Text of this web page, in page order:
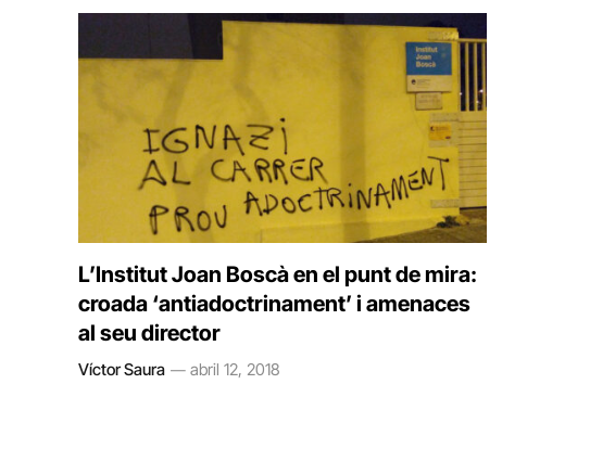
L’Institut Joan Boscà en el punt de mira:
croada ‘antiadoctrinament’ i amenaces
al seu director
Víctor Saura abril 12, 2018